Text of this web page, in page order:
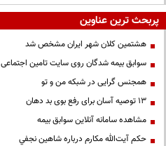
پربحث ترین عناوین
هشتمین کلان شهر ایران مشخص شد
سوابق بیمه شدگان روی سایت تامین اجتماعی
همجنس گرایی در شبکه من و تو
13 توصیه آسان برای رفع بوی بد دهان
مشاهده سامانه آنلاين سوابق بیمه
حكم آيت‌الله مكارم درباره شاهين نجفي